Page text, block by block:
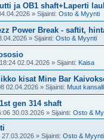
ja OB1 shaft+Laperti
» Sijainti: Osto & Myynti
Power Break - saftit,
» Sijainti: Osto & Myynti
18:24 02.04.2026 » Sijainti: Kaisa
kisat Mine Bar
02.04.2026 » Sijainti: Muut
gen 314 shaft
30.03.2026 » Sijainti: Osto &
27.03.2026 » Sijainti: Osto & Myynti